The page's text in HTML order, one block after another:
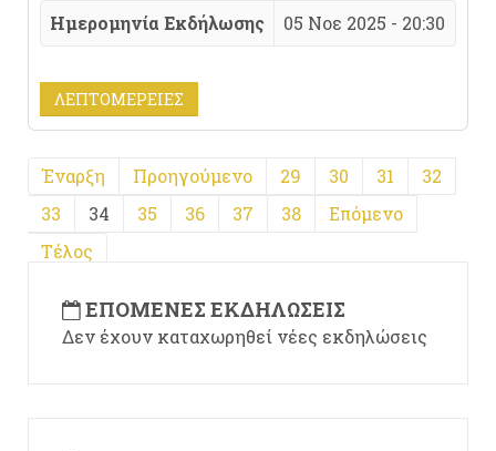
Ημερομηνία Εκδήλωσης 05 Νοε 2025 - 20:30
ΛΕΠΤΟΜΈΡΕΙΕΣ
Έναρξη Προηγούμενο 29 30 31
32
33
34 35 36 37 38
Επόμενο
Τέλος
ΕΠΌΜΕΝΕΣ ΕΚΔΗΛΏΣΕΙΣ
Δεν έχουν καταχωρηθεί νέες εκδηλώσεις